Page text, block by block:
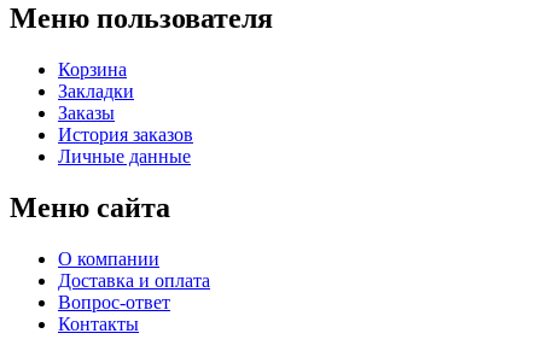
Меню пользователя
Корзина
Закладки
Заказы
История заказов
Личные данные
Меню сайта
О компании
Доставка и оплата
Вопрос-ответ
Контакты